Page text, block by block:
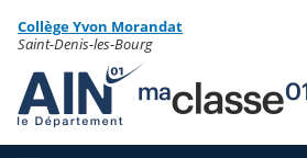
Menu de la rubrique
Contenu
Collège Yvon Morandat
Saint-Denis-les-Bourg